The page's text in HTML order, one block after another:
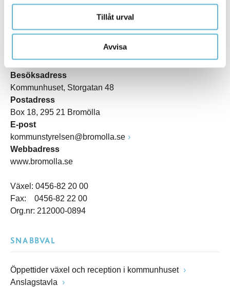
Tillåt urval
Avvisa
Besöksadress
Kommunhuset, Storgatan 48
Postadress
Box 18, 295 21 Bromölla
E-post
kommunstyrelsen@bromolla.se
Webbadress
www.bromolla.se
Växel: 0456-82 20 00
Fax: 0456-82 22 00
Org.nr: 212000-0894
SNABBVAL
Öppettider växel och reception i kommunhuset
Anslagstavla